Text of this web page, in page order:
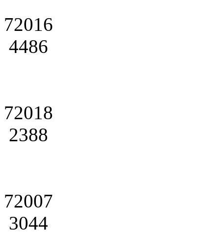
72016
4486
72018
2388
72007
3044